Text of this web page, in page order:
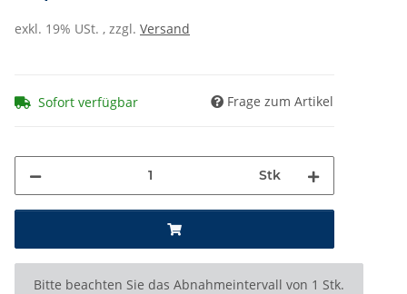
exkl. 19% USt. , zzgl. Versand
Sofort verfügbar Frage zum Artikel
Stk
x
Bitte beachten Sie das Abnahmeintervall von 1 Stk.